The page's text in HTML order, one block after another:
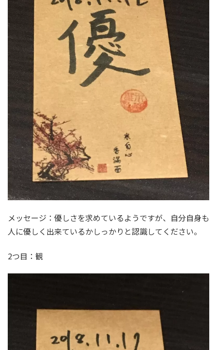
メッセージ：優しさを求めているようですが、自分自身も
人に優しく出来ているかしっかりと認識してください。
2つ目：観